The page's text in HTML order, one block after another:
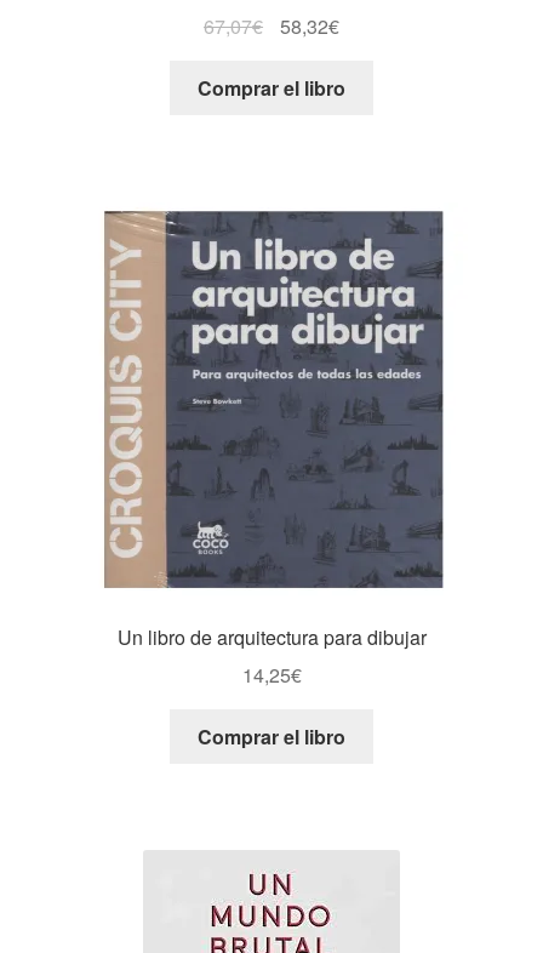
67,07€ 58,32€
Comprar el libro
Un libro de arquitectura para dibujar
14,25€
Comprar el libro